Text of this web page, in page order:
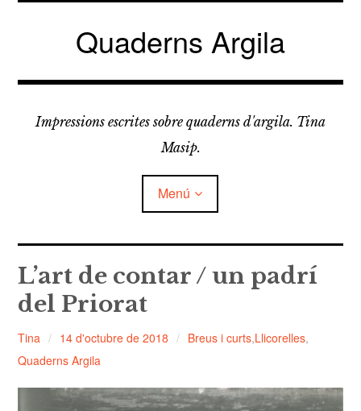
Vés
Quaderns Argila
Impressions escrites sobre quaderns d'argila. Tina
Masip.
Menú
FELDESPATS
LLICORELLES
TAPÀS
L’art de contar / un padrí
del Priorat
Tina 14 d'octubre de 2018 Breus i curts,Llicorelles,
Quaderns Argila